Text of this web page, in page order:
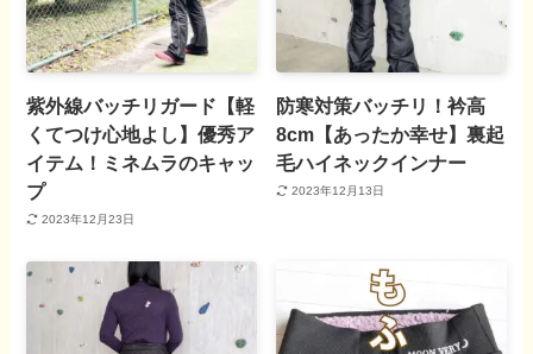
紫外線バッチリガード【軽
くてつけ心地よし】優秀ア
イテム！ミネムラのキャッ
プ
2023年12月23日
防寒対策バッチリ！衿高
8cm【あったか幸せ】裏起
毛ハイネックインナー
2023年12月13日